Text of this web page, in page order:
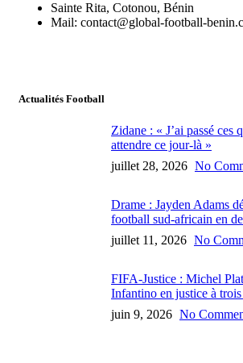
Sainte Rita, Cotonou, Bénin
Mail: contact@global-football-
Actualités Football
Zidane : « J’ai passé ces
attendre ce jour-là »
juillet 28, 2026 No
Drame : Jayden Adams
football sud-africain en
juillet 11, 2026 No
FIFA-Justice : Michel
Infantino en justice à
juin 9, 2026 No